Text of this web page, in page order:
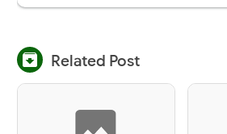
 Related Post